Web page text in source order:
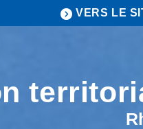
VERS LE